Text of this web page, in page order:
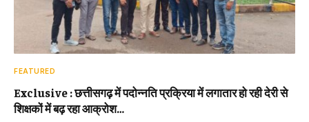
FEATURED
Exclusive : छत्तीसगढ़ में पदोन्नति प्रक्रिया में लगातार हो रही देरी से
शिक्षकों में बढ़ रहा आक्रोश…